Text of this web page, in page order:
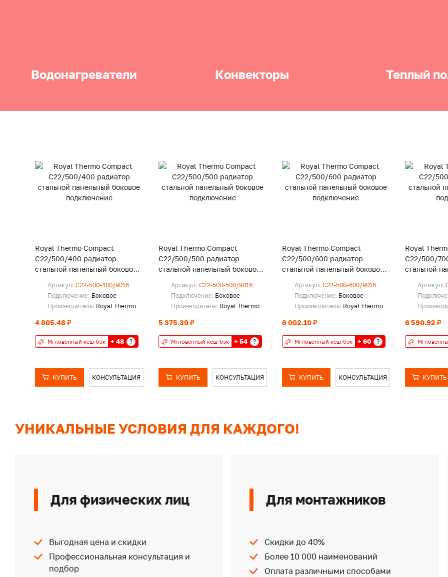
Водонагреватели Конвекторы Теплый
Royal Thermo Compact
C22/500/400 радиатор
стальной панельный боковое
Артикул: C22-500-400/9016
Подключение: Боковое
Производитель: Royal Thermo
4 805.48 ₽
Мгновенный кеш-бэк + 48 ?
КУПИТЬ КОНСУЛЬТАЦИЯ
Royal Thermo Compact
C22/500/500 радиатор
стальной панельный боковое
Артикул: C22-500-500/9016
Подключение: Боковое
Производитель: Royal Thermo
5 375.30 ₽
Мгновенный кеш-бэк + 54 ?
КУПИТЬ КОНСУЛЬТАЦИЯ
Royal Thermo Compact
C22/500/600 радиатор
стальной панельный боковое
Артикул: C22-500-600/9016
Подключение: Боковое
Производитель: Royal Thermo
6 002.10 ₽
Мгновенный кеш-бэк + 60 ?
КУПИТЬ КОНСУЛЬТАЦИЯ
Royal
C22/500/
стальной
Артикул:
6 590.92 ₽
КУПИТЬ
УНИКАЛЬНЫЕ УСЛОВИЯ ДЛЯ КАЖДОГО!
Для физических лиц
Выгодная цена и скидки
Профессиональная консультация и
подбор
Для монтажников
Скидки до 40%
Более 10 000 наименований
Оплата различными способами